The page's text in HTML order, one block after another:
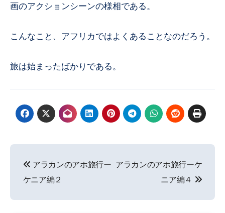
画のアクションシーンの様相である。
こんなこと、アフリカではよくあることなのだろう。
旅は始まったばかりである。
稿
ナ
アラカンのアホ旅行ー
ケニア編２
アラカンのアホ旅行ーケ
ニア編４